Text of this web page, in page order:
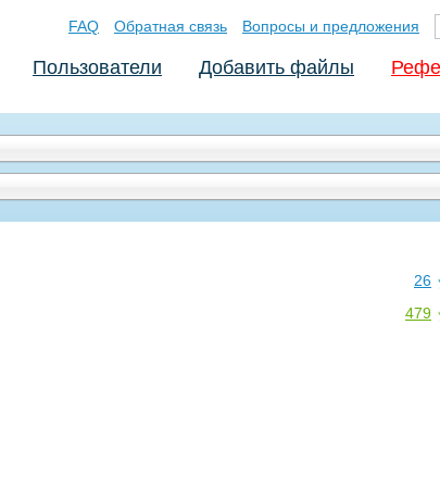
FAQ Обратная связь Вопросы и предложения
Пользователи Добавить файлы
26
479